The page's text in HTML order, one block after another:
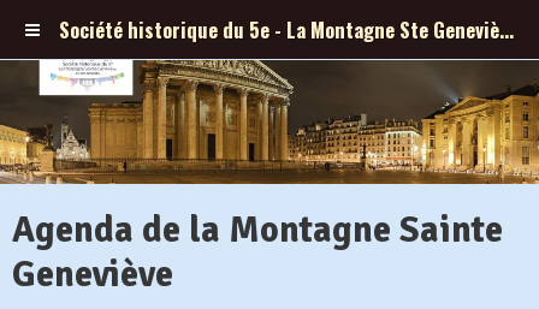
Société historique du 5e - La Montagne Ste Geneviève et ses abords
Agenda de la Montagne Sainte
Geneviève